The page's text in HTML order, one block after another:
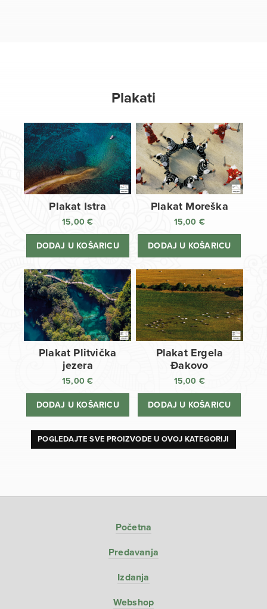
Plakati
Plakat Istra
15,00€
DODAJ U KOŠARICU
Plakat Moreška
15,00 €
DODAJ U KOŠARICU
Plakat Plitvička
jezera
15,00€
DODAJ U KOŠARICU
Plakat Ergela
Đakovo
15,00 €
DODAJ U KOŠARICU
POGLEDAJTE SVE PROIZVODE U OVOJ KATEGORIJI
Početna
Predavanja
Izdanja
Webshop